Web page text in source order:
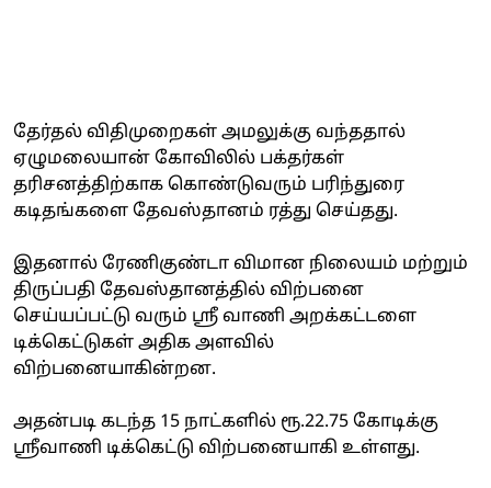
தேர்தல் விதிமுறைகள் அமலுக்கு வந்ததால்
ஏழுமலையான் கோவிலில் பக்தர்கள்
தரிசனத்திற்காக கொண்டுவரும் பரிந்துரை
கடிதங்களை தேவஸ்தானம் ரத்து செய்தது.
இதனால் ரேணிகுண்டா விமான நிலையம் மற்றும்
திருப்பதி தேவஸ்தானத்தில் விற்பனை
செய்யப்பட்டு வரும் ஸ்ரீ வாணி அறக்கட்டளை
டிக்கெட்டுகள் அதிக அளவில்
விற்பனையாகின்றன.
அதன்படி கடந்த 15 நாட்களில் ரூ.22.75 கோடிக்கு
ஸ்ரீவாணி டிக்கெட்டு விற்பனையாகி உள்ளது.